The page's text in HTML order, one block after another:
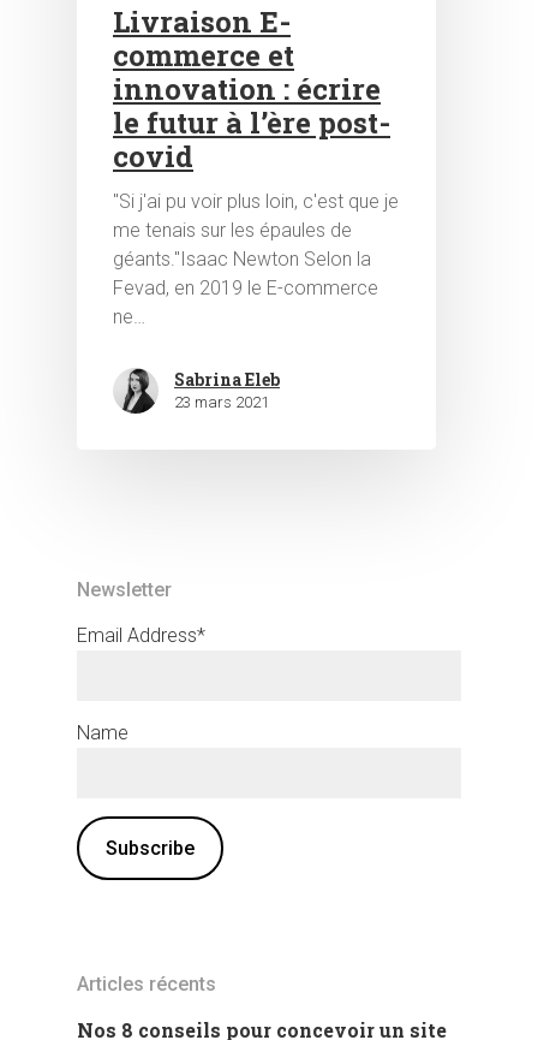
Hit enter to search or ESC to close
Livraison E-
commerce et
innovation : écrire
le futur à l’ère post-
covid
"Si j'ai pu voir plus loin, c'est que je
me tenais sur les épaules de
géants."Isaac Newton Selon la
Fevad, en 2019 le E-commerce
ne…
Sabrina Eleb
23 mars 2021
Newsletter
Email Address*
Name
Articles récents
Nos 8 conseils pour concevoir un site